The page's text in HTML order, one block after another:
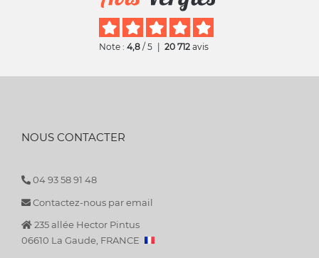
Note : 4,8 / 5 20 712 avis
NOUS CONTACTER
04 93 58 91 48
Contactez-nous par email
235 allée Hector Pintus
06610 La Gaude, FRANCE